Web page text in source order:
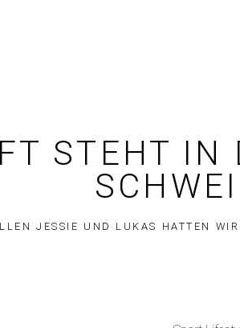
STEHT IN
JESSIE UND LUKAS HATTEN